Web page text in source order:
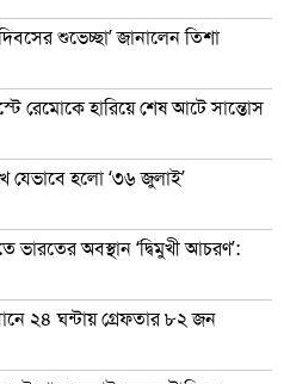
দিবসের শুভেচ্ছা’ জানালেন তিশা
রেমোকে হারিয়ে শেষ আটে সান্তোস
যেভাবে হলো ‘৩৬ জুলাই’
ভারতের অবস্থান ‘দ্বিমুখী আচরণ’:
২৪ ঘন্টায় গ্রেফতার ৮২ জন